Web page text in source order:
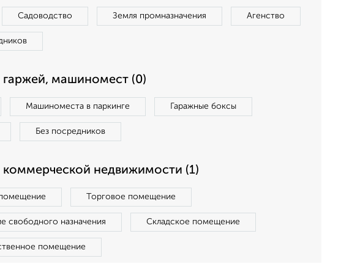
Садоводство Земля промназначения Агенство
гаржей, машиномест (0)
Машиноместа в паркинге Гаражные боксы
Без посредников
коммерческой недвижимости (1)
Торговое помещение
свободного назначения Складское помещение
помещение